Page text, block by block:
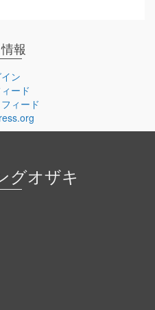
報
ン
ード
ィード
グオザキ